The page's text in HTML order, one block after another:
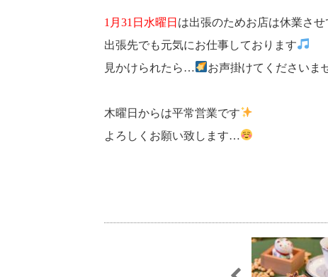
1月31日水曜日 は出張のためお店は休業させ
出張先でも元気にお仕事しております
見かけられたら…
お声掛けてくださいま
木曜日からは平常営業です
よろしくお願い致します…